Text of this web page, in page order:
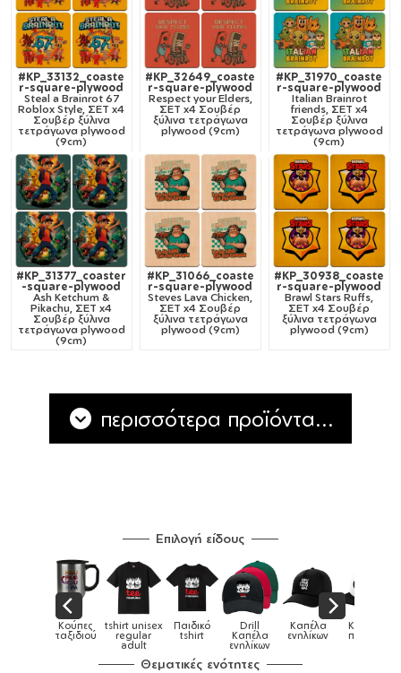
#KP_33132_coaste
r-square-plywood
Steal a Brainrot 67
Roblox Style, ΣΕΤ x4
Σουβέρ ξύλινα
τετράγωνα plywood
(9cm)
#KP_32649_coaste
r-square-plywood
Respect your Elders,
ΣΕΤ x4 Σουβέρ
ξύλινα τετράγωνα
plywood (9cm)
#KP_31970_coaste
r-square-plywood
Italian Brainrot
friends, ΣΕΤ x4
Σουβέρ ξύλινα
τετράγωνα plywood
(9cm)
#KP_31377_coaster
-square-plywood
Ash Ketchum &
Pikachu, ΣΕΤ x4
Σουβέρ ξύλινα
τετράγωνα plywood
(9cm)
#KP_31066_coaste
r-square-plywood
Steves Lava Chicken,
ΣΕΤ x4 Σουβέρ
ξύλινα τετράγωνα
plywood (9cm)
#KP_30938_coaste
r-square-plywood
Brawl Stars Ruffs,
ΣΕΤ x4 Σουβέρ
ξύλινα τετράγωνα
plywood (9cm)
περισσότερα προϊόντα...
Επιλογή είδους
Παιδικό
tshirt
Drill
Καπέλα
ενηλίκων
Καπέλα
ενηλίκων
Καπέλα
παιδικά Κούπες Κούπες
ειδικές
Θεματικές ενότητες